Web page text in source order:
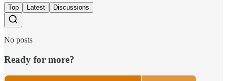
Top Latest Discussions
No posts
Ready for more?